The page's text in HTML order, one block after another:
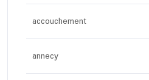
accouchement
annecy